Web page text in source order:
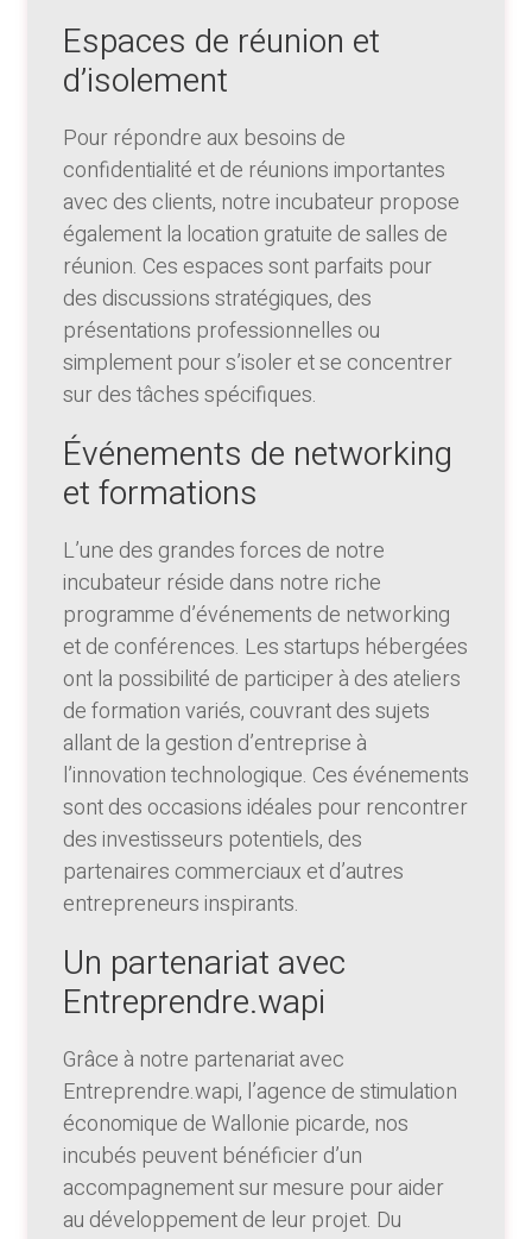
Espaces de réunion et
d’isolement
Pour répondre aux besoins de
confidentialité et de réunions importantes
avec des clients, notre incubateur propose
également la location gratuite de salles de
réunion. Ces espaces sont parfaits pour
des discussions stratégiques, des
présentations professionnelles ou
simplement pour s’isoler et se concentrer
sur des tâches spécifiques.
Événements de networking
et formations
L’une des grandes forces de notre
incubateur réside dans notre riche
programme d’événements de networking
et de conférences. Les startups hébergées
ont la possibilité de participer à des ateliers
de formation variés, couvrant des sujets
allant de la gestion d’entreprise à
l’innovation technologique. Ces événements
sont des occasions idéales pour rencontrer
des investisseurs potentiels, des
partenaires commerciaux et d’autres
entrepreneurs inspirants.
Un partenariat avec
Entreprendre.wapi
Grâce à notre partenariat avec
Entreprendre.wapi, l’agence de stimulation
économique de Wallonie picarde, nos
incubés peuvent bénéficier d’un
accompagnement sur mesure pour aider
au développement de leur projet. Du